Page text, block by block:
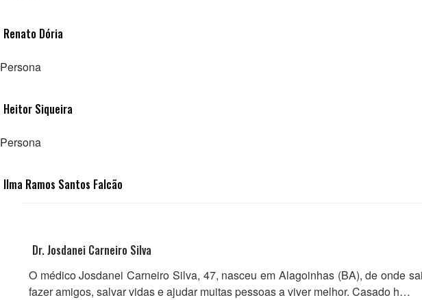
Renato Dória
Persona
Heitor Siqueira
Persona
Ilma Ramos Santos Falcão
Dr. Josdanei Carneiro Silva
O médico Josdanei Carneiro Silva, 47, nasceu em Alagoinhas (BA), de onde
fazer amigos, salvar vidas e ajudar muitas pessoas a viver melhor. Casado h…